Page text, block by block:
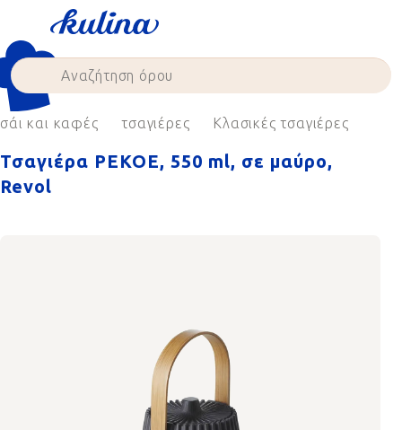
content
και καφές τσαγιέρες Κλασικές τσαγιέρες
Τσαγιέρα PEKOE, 550 ml, σε μαύρο,
Revol